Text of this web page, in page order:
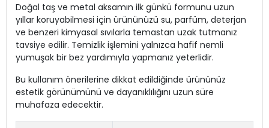
Doğal taş ve metal aksamın ilk günkü formunu uzun
yıllar koruyabilmesi için ürününüzü su, parfüm, deterjan
ve benzeri kimyasal sıvılarla temastan uzak tutmanız
tavsiye edilir. Temizlik işlemini yalnızca hafif nemli
yumuşak bir bez yardımıyla yapmanız yeterlidir.
Bu kullanım önerilerine dikkat edildiğinde ürününüz
estetik görünümünü ve dayanıklılığını uzun süre
muhafaza edecektir.